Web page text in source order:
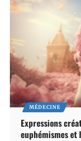
MÉDECINE
Expressions
euphémismes et